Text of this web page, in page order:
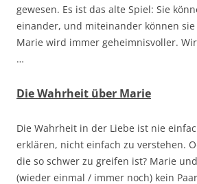
gewesen. Es ist das alte Spiel: Sie
einander, und miteinander können
Marie wird immer geheimnisvoller.
…
Die Wahrheit über Marie
Die Wahrheit in der Liebe ist nie
erklären, nicht einfach zu verstehen.
die so schwer zu greifen ist? Marie
(wieder einmal / immer noch) kein